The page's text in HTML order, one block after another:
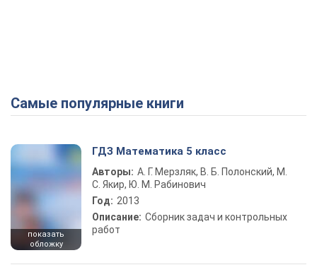
Самые популярные книги
показать
обложку
ГДЗ Математика 5 класс
Авторы: А. Г. Мерзляк, В. Б. Полонский, М.
С. Якир, Ю. М. Рабинович
Год: 2013
Описание: Сборник задач и контрольных
работ